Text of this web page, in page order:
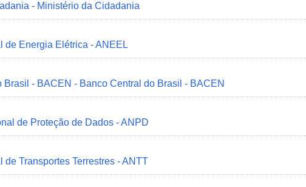
- Ministério da Cidadania
de Energia Elétrica - ANEEL
Brasil - BACEN - Banco Central do Brasil - BACEN
de Proteção de Dados - ANPD
de Transportes Terrestres - ANTT